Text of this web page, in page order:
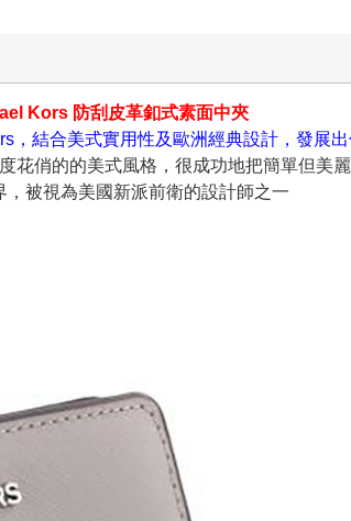
Kors 防刮皮革釦式素面中夾
，結合美式實用性及歐洲經典設計，發展
花俏的的美式風格，很成功地把簡單但美
，被視為美國新派前衛的設計師之一